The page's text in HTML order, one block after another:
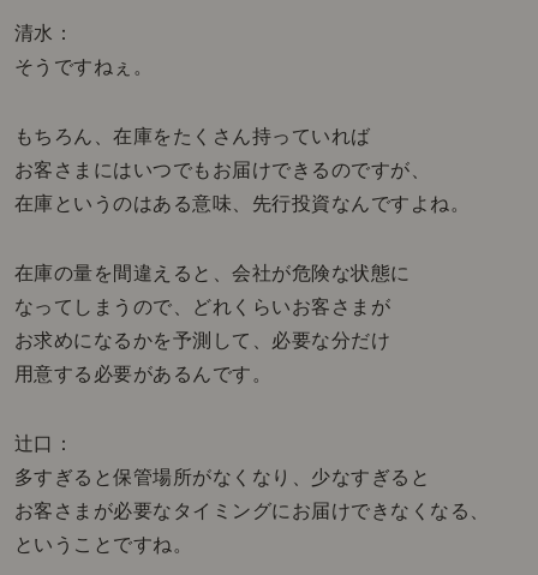
清水：
そうですねぇ。
もちろん、在庫をたくさん持っていれば
お客さまにはいつでもお届けできるのですが、
在庫というのはある意味、先行投資なんですよね。
在庫の量を間違えると、会社が危険な状態に
なってしまうので、どれくらいお客さまが
お求めになるかを予測して、必要な分だけ
用意する必要があるんです。
辻口：
多すぎると保管場所がなくなり、少なすぎると
お客さまが必要なタイミングにお届けできなくなる、
ということですね。